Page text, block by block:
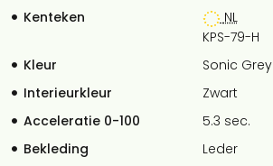
Kenteken
NL
KPS-79-H
Kleur
Sonic Grey
Interieurkleur
Zwart
Acceleratie 0-100
5.3 sec.
Bekleding
Leder